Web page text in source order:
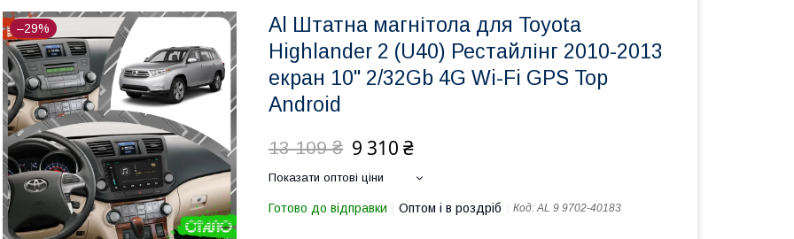
–29%
Al Штатна магнітола для Toyota
Highlander 2 (U40) Рестайлінг 2010-2013
екран 10" 2/32Gb 4G Wi-Fi GPS Top
Android
13 109 ₴ 9 310 ₴
Показати оптові ціни
Готово до відправки Оптом і в роздріб Код:AL 9 9702-40183